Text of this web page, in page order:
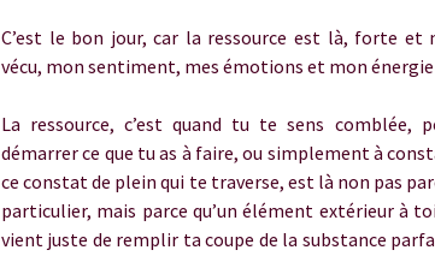
C’est le bon jour, car la ressource est là, forte et
vécu, mon sentiment, mes émotions et mon énergie
La ressource, c’est quand tu te sens comblée,
démarrer ce que tu as à faire, ou simplement à
ce constat de plein qui te traverse, est là non pas
particulier, mais parce qu’un élément extérieur à
vient juste de remplir ta coupe de la substance